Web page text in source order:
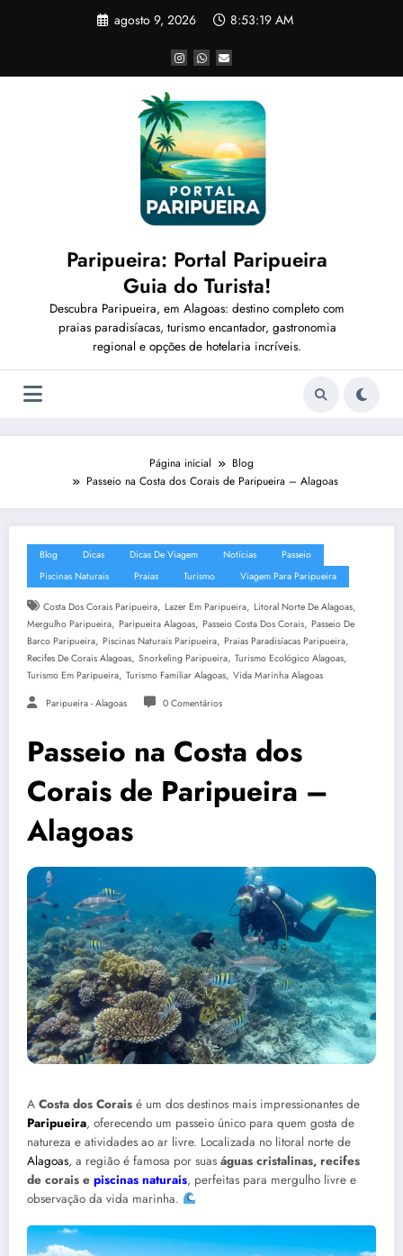
agosto 9, 2026 8:53:19 AM
Paripueira: Portal Paripueira
Guia do Turista!
Descubra Paripueira, em Alagoas: destino completo com
praias paradisíacas, turismo encantador, gastronomia
regional e opções de hotelaria incríveis.
Página inicial
Blog
Passeio na Costa dos Corais de Paripueira – Alagoas
Blog Dicas Dicas De Viagem Notícias
Passeio
Piscinas Naturais
Praias Turismo Viagem Para Paripueira
Costa Dos Corais Paripueira, Lazer Em Paripueira, Litoral Norte De Alagoas,
Mergulho Paripueira, Paripueira Alagoas, Passeio Costa Dos Corais, Passeio De
Barco Paripueira, Piscinas Naturais Paripueira, Praias Paradisíacas Paripueira,
Recifes De Corais Alagoas, Snorkeling Paripueira, Turismo Ecológico Alagoas,
Turismo Em Paripueira, Turismo Familiar Alagoas, Vida Marinha Alagoas
Paripueira - Alagoas 0 Comentários
Passeio na Costa dos
Corais de Paripueira –
Alagoas
A Costa dos Corais é um dos destinos mais impressionantes de
Paripueira, oferecendo um passeio único para quem gosta de
natureza e atividades ao ar livre. Localizada no litoral norte de
Alagoas, a região é famosa por suas águas cristalinas, recifes
de corais e piscinas naturais, perfeitas para mergulho livre e
observação da vida marinha.